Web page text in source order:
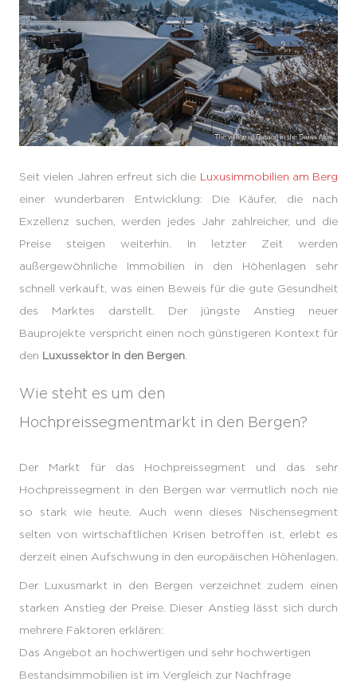
Seit vielen Jahren erfreut sich die Luxusimmobilien am Berg
einer wunderbaren Entwicklung: Die Käufer, die nach
Exzellenz suchen, werden jedes Jahr zahlreicher, und die
Preise steigen weiterhin. In letzter Zeit werden
außergewöhnliche Immobilien in den Höhenlagen sehr
schnell verkauft, was einen Beweis für die gute Gesundheit
des Marktes darstellt. Der jüngste Anstieg neuer
Bauprojekte verspricht einen noch günstigeren Kontext für
den Luxussektor in den Bergen
Wie steht es um den
Hochpreissegmentmarkt in den Bergen?
Der Markt für das Hochpreissegment und das sehr
Hochpreissegment in den Bergen war vermutlich noch nie
so stark wie heute. Auch wenn dieses Nischensegment
selten von wirtschaftlichen Krisen betroffen ist, erlebt es
derzeit einen Aufschwung in den europäischen Höhenlagen.
Der Luxusmarkt in den Bergen verzeichnet zudem einen
starken Anstieg der Preise. Dieser Anstieg lässt sich durch
mehrere Faktoren erklären:
Das Angebot an hochwertigen und sehr hochwertigen
Bestandsimmobilien ist im Vergleich zur Nachfrage